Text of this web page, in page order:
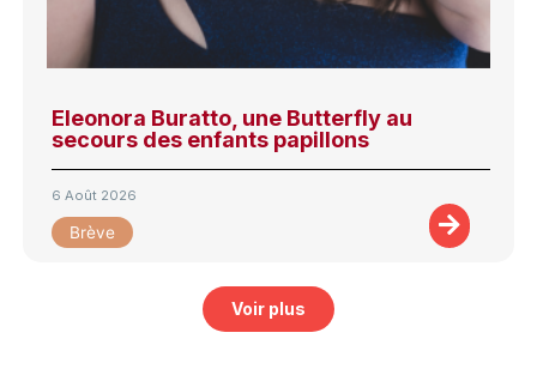
Eleonora Buratto, une Butterfly au
secours des enfants papillons
6 Août 2026
Brève
Voir plus